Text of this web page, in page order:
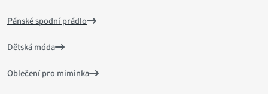
Pánské spodní prádlo
Dětská móda
Oblečení pro miminka